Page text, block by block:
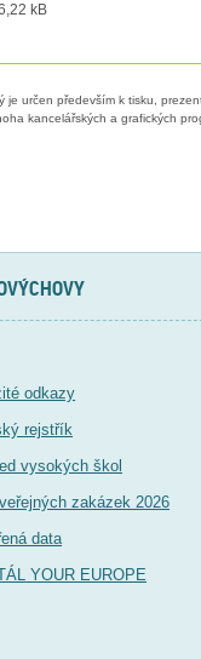
kB
určen především k tisku,
kancelářských a grafických
odkazy
rejstřík
vysokých škol
zakázek 2026
data
YOUR EUROPE